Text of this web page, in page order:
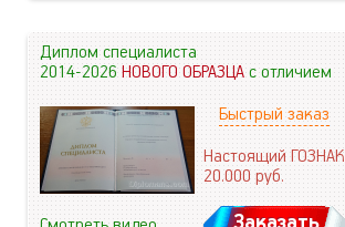
Диплом специалиста
2014-2026НОВОГО ОБРАЗЦАс отличием
Быстрый заказ
Настоящий ГОЗНАК
20.000руб.